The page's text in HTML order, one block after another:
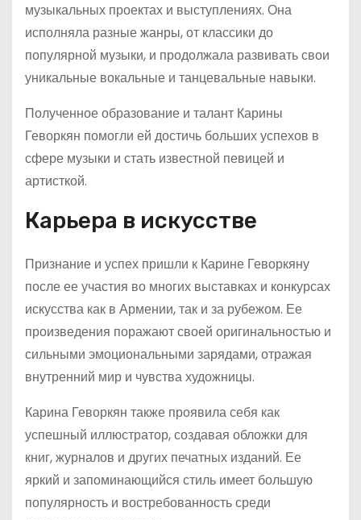
музыкальных проектах и выступлениях. Она
исполняла разные жанры, от классики до
популярной музыки, и продолжала развивать свои
уникальные вокальные и танцевальные навыки.
Полученное образование и талант Карины
Геворкян помогли ей достичь больших успехов в
сфере музыки и стать известной певицей и
артисткой.
Карьера в искусстве
Признание и успех пришли к Карине Геворкяну
после ее участия во многих выставках и конкурсах
искусства как в Армении, так и за рубежом. Ее
произведения поражают своей оригинальностью и
сильными эмоциональными зарядами, отражая
внутренний мир и чувства художницы.
Карина Геворкян также проявила себя как
успешный иллюстратор, создавая обложки для
книг, журналов и других печатных изданий. Ее
яркий и запоминающийся стиль имеет большую
популярность и востребованность среди